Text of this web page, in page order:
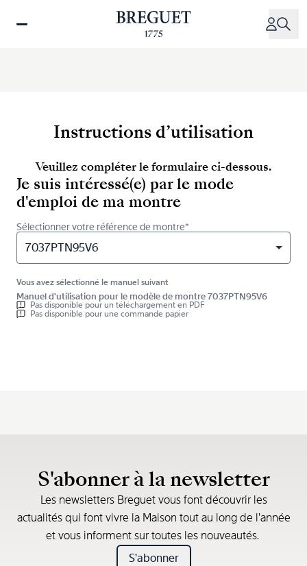
Instructions d’utilisation
Veuillez compléter le formulaire ci-dessous.
Je suis intéressé(e) par le mode
d'emploi de ma montre
Sélectionner votre référence de montre*
7037PTN95V6
Vous avez sélectionné le manuel suivant
Manuel d'utilisation pour le modèle de montre 7037PTN95V6
Pas disponible pour un téléchargement en PDF
Pas disponible pour une commande papier
S'abonner à la newsletter
Les newsletters Breguet vous font découvrir les
actualités qui font vivre la Maison tout au long de l’année
et vous informent sur toutes les nouveautés.
S'abonner